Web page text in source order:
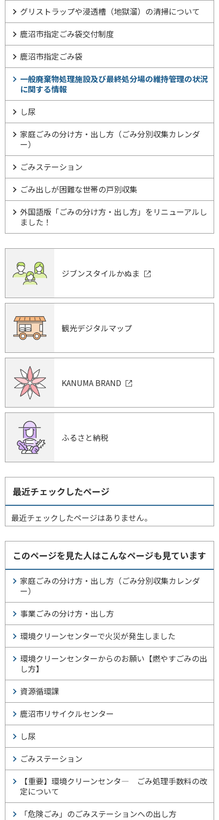
グリストラップや浸透槽（地獄溜）の清掃について
鹿沼市指定ごみ袋交付制度
鹿沼市指定ごみ袋
一般廃棄物処理施設及び最終処分場の維持管理の状況
に関する情報
し尿
家庭ごみの分け方・出し方（ごみ分別収集カレンダ
ー）
ごみステーション
ごみ出しが困難な世帯の戸別収集
外国語版「ごみの分け方・出し方」をリニューアルし
ました！
ジブンスタイルかぬま
観光デジタルマップ
KANUMA BRAND
ふるさと納税
最近チェックしたページ
最近チェックしたページはありません。
このページを見た人はこんなページも見ています
家庭ごみの分け方・出し方（ごみ分別収集カレンダ
ー）
事業ごみの分け方・出し方
環境クリーンセンターで火災が発生しました
環境クリーンセンターからのお願い【燃やすごみの出
し方】
資源循環課
鹿沼市リサイクルセンター
し尿
ごみステーション
【重要】環境クリーンセンタ― ごみ処理手数料の改
定について
「危険ごみ」のごみステーションへの出し方